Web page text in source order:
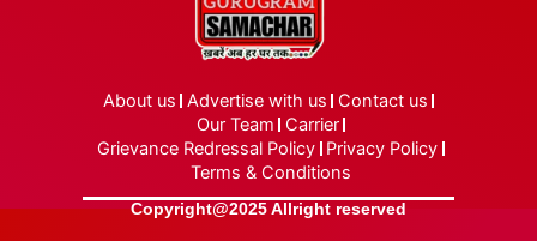
About us Advertise with us Contact us
Our Team Carrier
Grievance Redressal Policy Privacy Policy
Terms & Conditions
Copyright@2025 Allright reserved